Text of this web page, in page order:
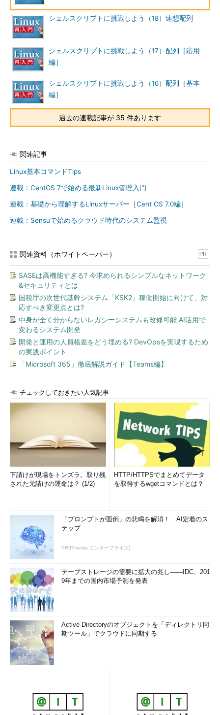
シェルスクリプトに挑戦しよう（18）連想配列
シェルスクリプトに挑戦しよう（17）配列［応用
編］
シェルスクリプトに挑戦しよう（16）配列［基本
編］
過去の連載記事が 35 件あります
関連記事
Linux基本コマンドTips
連載：CentOS 7で始める最新Linux管理入門
連載：基礎から理解するLinuxサーバー［Cent OS 7.0編］
連載：Sensuで始めるクラウド時代のシステム監視
関連資料（ホワイトペーパー） PR
SASEは高機能すぎる? 今求められるシンプルなネットワーク
&セキュリティとは
国税庁の次世代基幹システム「KSK2」稼働開始に向けて、対
応すべき変更点とは?
中身が全く分からないレガシーシステムも改修可能 AI活用で
変わるシステム開発
開発と運用の人員格差をどう埋める? DevOpsを実現するため
の実践ポイント
「Microsoft 365」徹底解説ガイド【Teams編】
チェックしておきたい人気記事
下請けが現場をトンズラ。取り残
された元請けの運命は？ (1/2)
HTTP/HTTPSでまとめてデータ
を取得するwgetコマンドとは？
「プロンプトが面倒」の悲鳴を解消！ AI定着のス
テップ
PR(ITmedia エンタープライズ)
テープストレージの需要に拡大の兆し――IDC、201
9年までの国内市場予測を発表
Active Directoryのオブジェクトを「ディレクトリ同
期ツール」でクラウドに同期する